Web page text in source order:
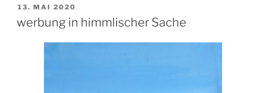
VERÖFFENTLICHT
13. MAI 2020
werbung in himmlischer Sache